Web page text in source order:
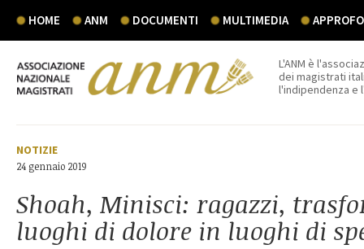
HOME ANM DOCUMENTI MULTIMEDIA
L'ANM è
dei magistrati
l'indipendenza e
NOTIZIE
24 gennaio 2019
Shoah, Minisci: ragazzi,
luoghi di dolore in luoghi di